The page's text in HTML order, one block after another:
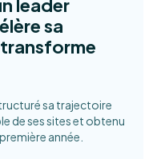
leader
sa
sa trajectoire
de ses sites et obtenu
année.